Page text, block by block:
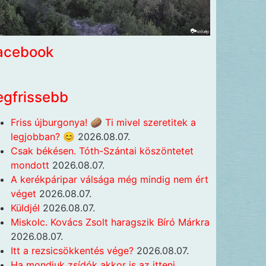
Friss újburgonya! 🥔 Ti mivel szeretitek a
legjobban? 😊 2026.08.07.
Csak békésen. Tóth-Szántai köszöntetet
mondott 2026.08.07.
A kerékpáripar válsága még mindig nem ért
véget 2026.08.07.
Küldjél 2026.08.07.
Miskolc. Kovács Zsolt haragszik Bíró Márkra
2026.08.07.
Itt a rezsicsökkentés vége? 2026.08.07.